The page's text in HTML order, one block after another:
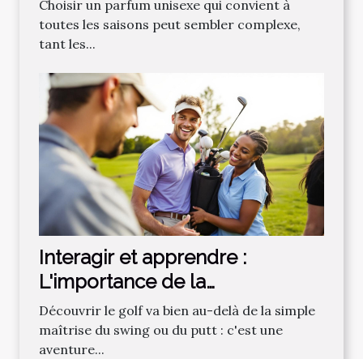
Choisir un parfum unisexe qui convient à
toutes les saisons peut sembler complexe,
tant les...
Interagir et apprendre :
L'importance de la
communauté dans
l'apprentissage du golf
Découvrir le golf va bien au-delà de la simple
maîtrise du swing ou du putt : c'est une
aventure...